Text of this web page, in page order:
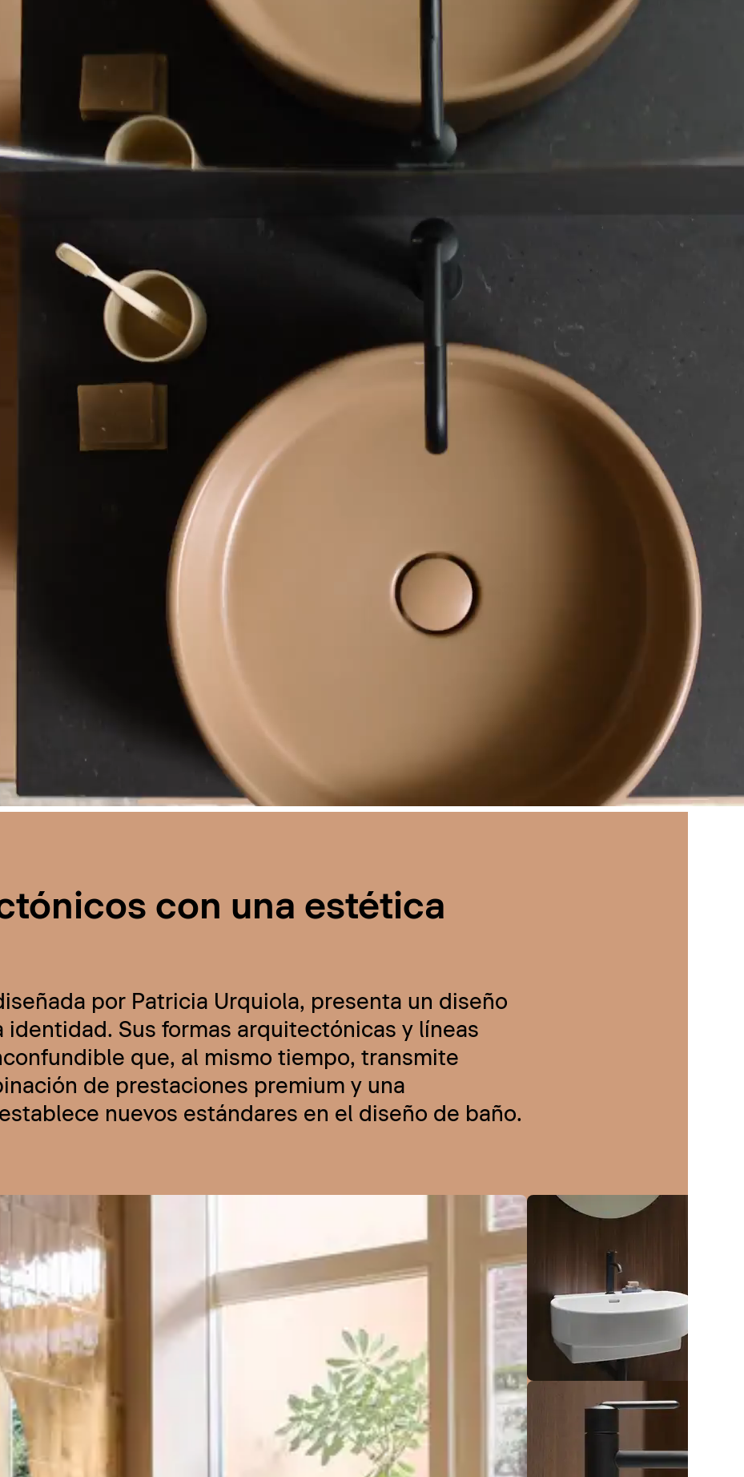
con una estética
por Patricia Urquiola, presenta un diseño
identidad. Sus formas arquitectónicas y líneas
que, al mismo tiempo, transmite
de prestaciones premium y una
nuevos estándares en el diseño de baño.